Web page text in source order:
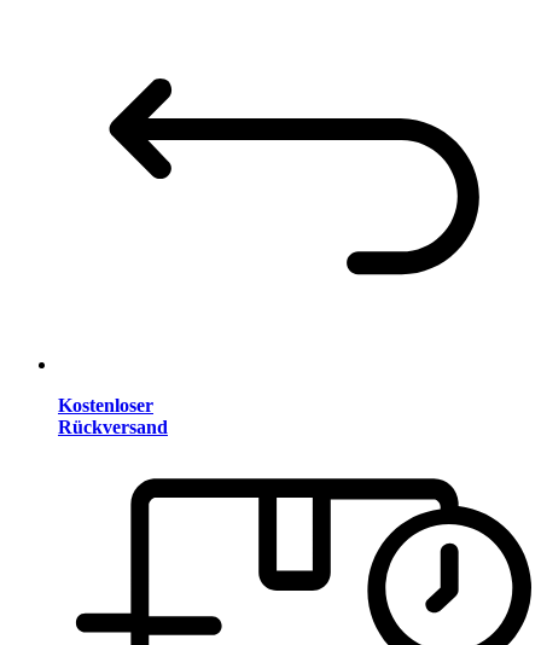
Kostenloser
Rückversand